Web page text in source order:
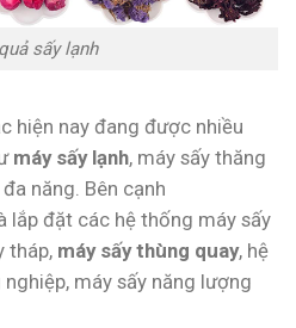
sấy lạnh
hiện nay đang được nhiều
máy sấy lạnh, máy sấy thăng
đa năng. Bên cạnh
lắp đặt các hệ thống máy sấy
tháp, máy sấy thùng quay, hệ
máy sấy năng lượng